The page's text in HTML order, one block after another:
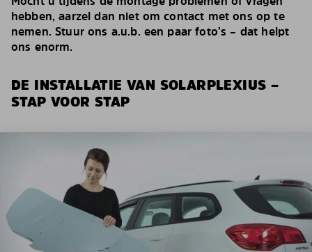
hebben, aarzel dan niet om contact met ons op te
nemen. Stuur ons a.u.b. een paar foto’s – dat helpt
ons enorm.
DE INSTALLATIE VAN SOLARPLEXIUS –
STAP VOOR STAP